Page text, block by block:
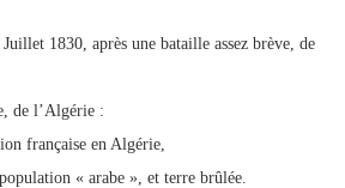
1830, après une bataille assez brève, de
de l’Algérie :
française en Algérie,
« arabe », et terre brûlée.